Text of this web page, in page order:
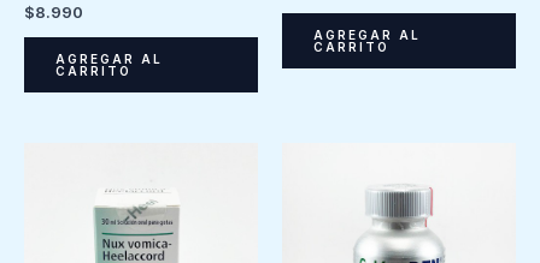
$8.990
AGREGAR AL
CARRITO
AGREGAR AL
CARRITO